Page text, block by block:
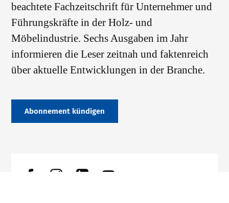
beachtete Fachzeitschrift für Unternehmer und
Führungskräfte in der Holz- und
Möbelindustrie. Sechs Ausgaben im Jahr
informieren die Leser zeitnah und faktenreich
über aktuelle Entwicklungen in der Branche.
Abonnement kündigen